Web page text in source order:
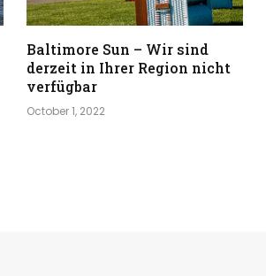
Baltimore Sun – Wir sind
derzeit in Ihrer Region nicht
verfügbar
October 1, 2022